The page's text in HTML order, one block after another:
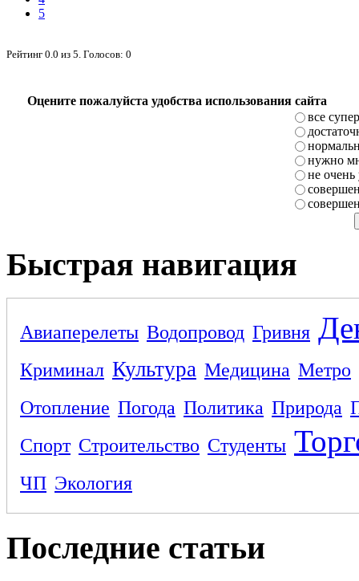
5
Рейтинг 0.0 из 5 . Голосов: 0
Оцените пожалуйста удобства использования сайта
все супер
нужно
не очень
Быстрая навигация
Авиаперелеты Водопровод Гривня
Криминал Культура Медицина Метро
Отопление Погода Политика Природа
Спорт Строительство Студенты
ЧП Экология
Последние статьи